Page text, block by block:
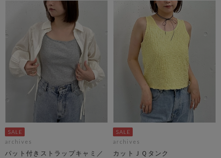
archives
パット付きストラップキャミ／
archives
カットＪＱタンク